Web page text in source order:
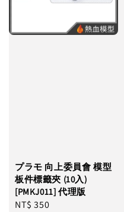
プラモ 向上委員會 模型
板件標籤夾 (10入)
[PMKJ011] 代理版
Regular
NT$ 350